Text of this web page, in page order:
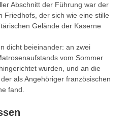
Abschnitt der Führung war der
Friedhofs, der sich wie eine stille
Gelände der Kaserne
dicht beieinander: an zwei
vom Sommer
wurden, und an die
als Angehöriger französischen
fand.